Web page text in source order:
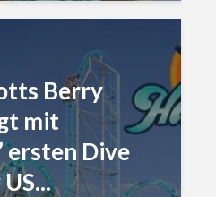
Berry
mit
ersten Dive